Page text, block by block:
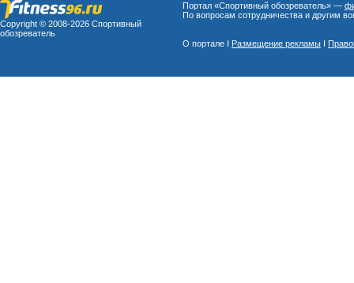
Copyright © 2008-2026 Спортивный
обозреватель
Портал «Спортивный обозреватель» —
По вопросам сотрудничества и другим
О портале I Размещение рекламы I